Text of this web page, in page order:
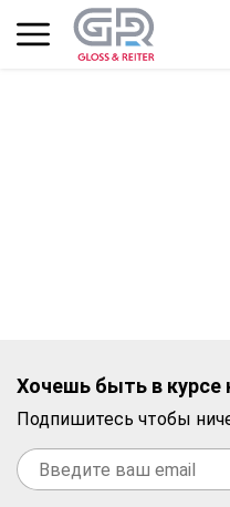
Хочешь быть в курсе
Подпишитесь чтобы